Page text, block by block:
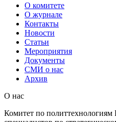
О комитете
О журнале
Контакты
Новости
Статьи
Мероприятия
Документы
СМИ о нас
Архив
О нас
Комитет по